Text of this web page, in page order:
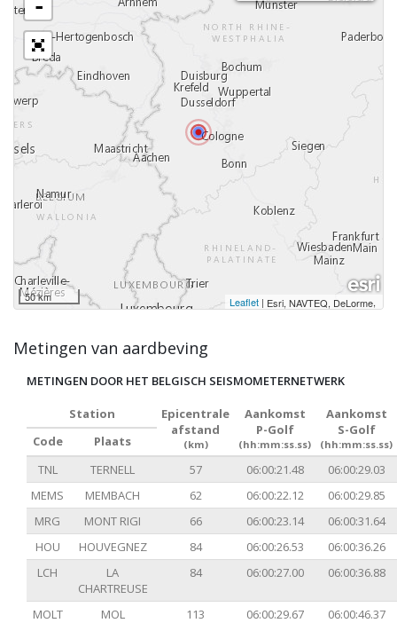
-
50 km Leaflet | Esri, NAVTEQ, DeLorme,
Metingen van aardbeving
METINGEN DOOR HET BELGISCH SEISMOMETERNETWERK
Station
Epicentrale
afstand
(km)
Aankomst
P-Golf
(hh:mm:ss.ss)
Aankomst
S-Golf
(hh:mm:ss.ss)
Code
Plaats
TNL
TERNELL 57 06:00:21.48
06:00:29.03
MEMS
MEMBACH 62 06:00:22.12
06:00:29.85
MRG
MONT RIGI 66 06:00:23.14
06:00:31.64
HOU
HOUVEGNEZ 84 06:00:26.53
06:00:36.26
LCH
LA
CHARTREUSE
84 06:00:27.00 06:00:36.88
MOLT MOL 113 06:00:29.67
06:00:46.37